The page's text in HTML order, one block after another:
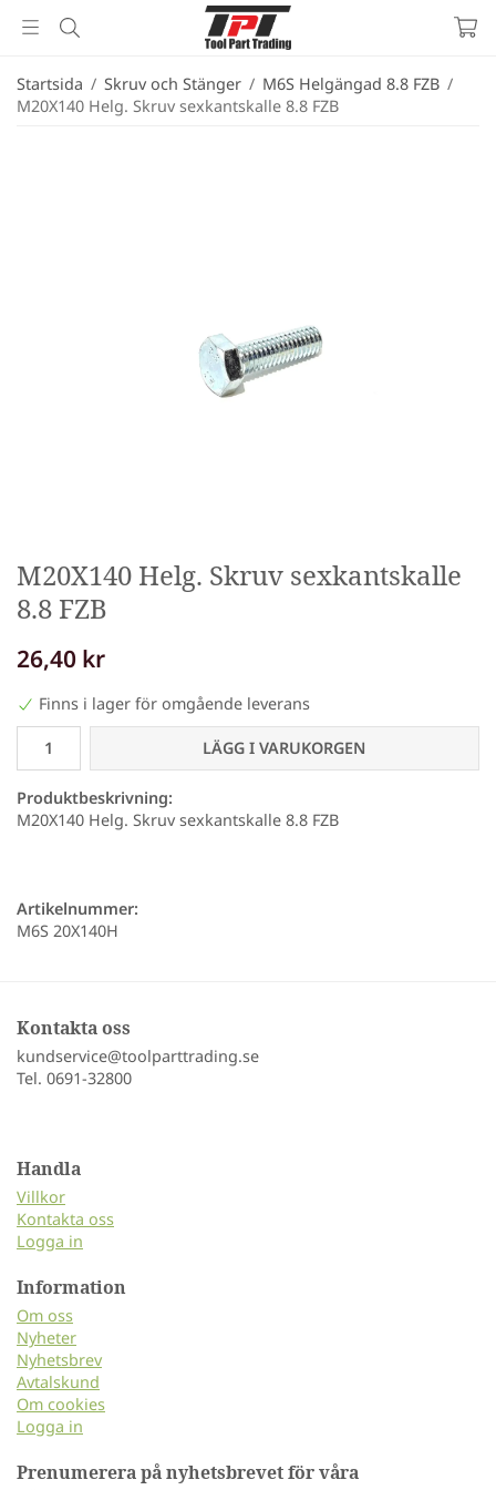
Startsida / Skruv och Stänger / M6S Helgängad 8.8 FZB /
M20X140 Helg. Skruv sexkantskalle 8.8 FZB
M20X140 Helg. Skruv sexkantskalle
8.8 FZB
26,40 kr
Finns i lager för omgående leverans
LÄGG I VARUKORGEN
Produktbeskrivning:
M20X140 Helg. Skruv sexkantskalle 8.8 FZB
Artikelnummer:
M6S 20X140H
Kontakta oss
kundservice@toolparttrading.se
Tel. 0691-32800
Handla
Villkor
Kontakta oss
Logga in
Information
Om oss
Nyheter
Nyhetsbrev
Avtalskund
Om cookies
Logga in
Prenumerera på nyhetsbrevet för våra